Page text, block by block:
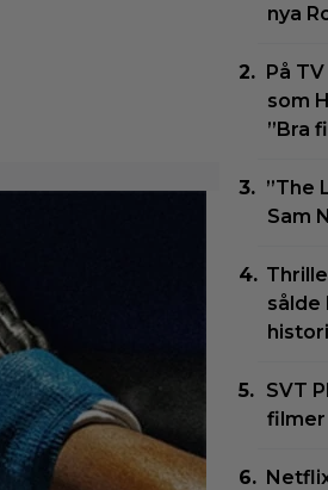
nya
På
som
”Bra
”The
Sam
sålde
SVT
filmer